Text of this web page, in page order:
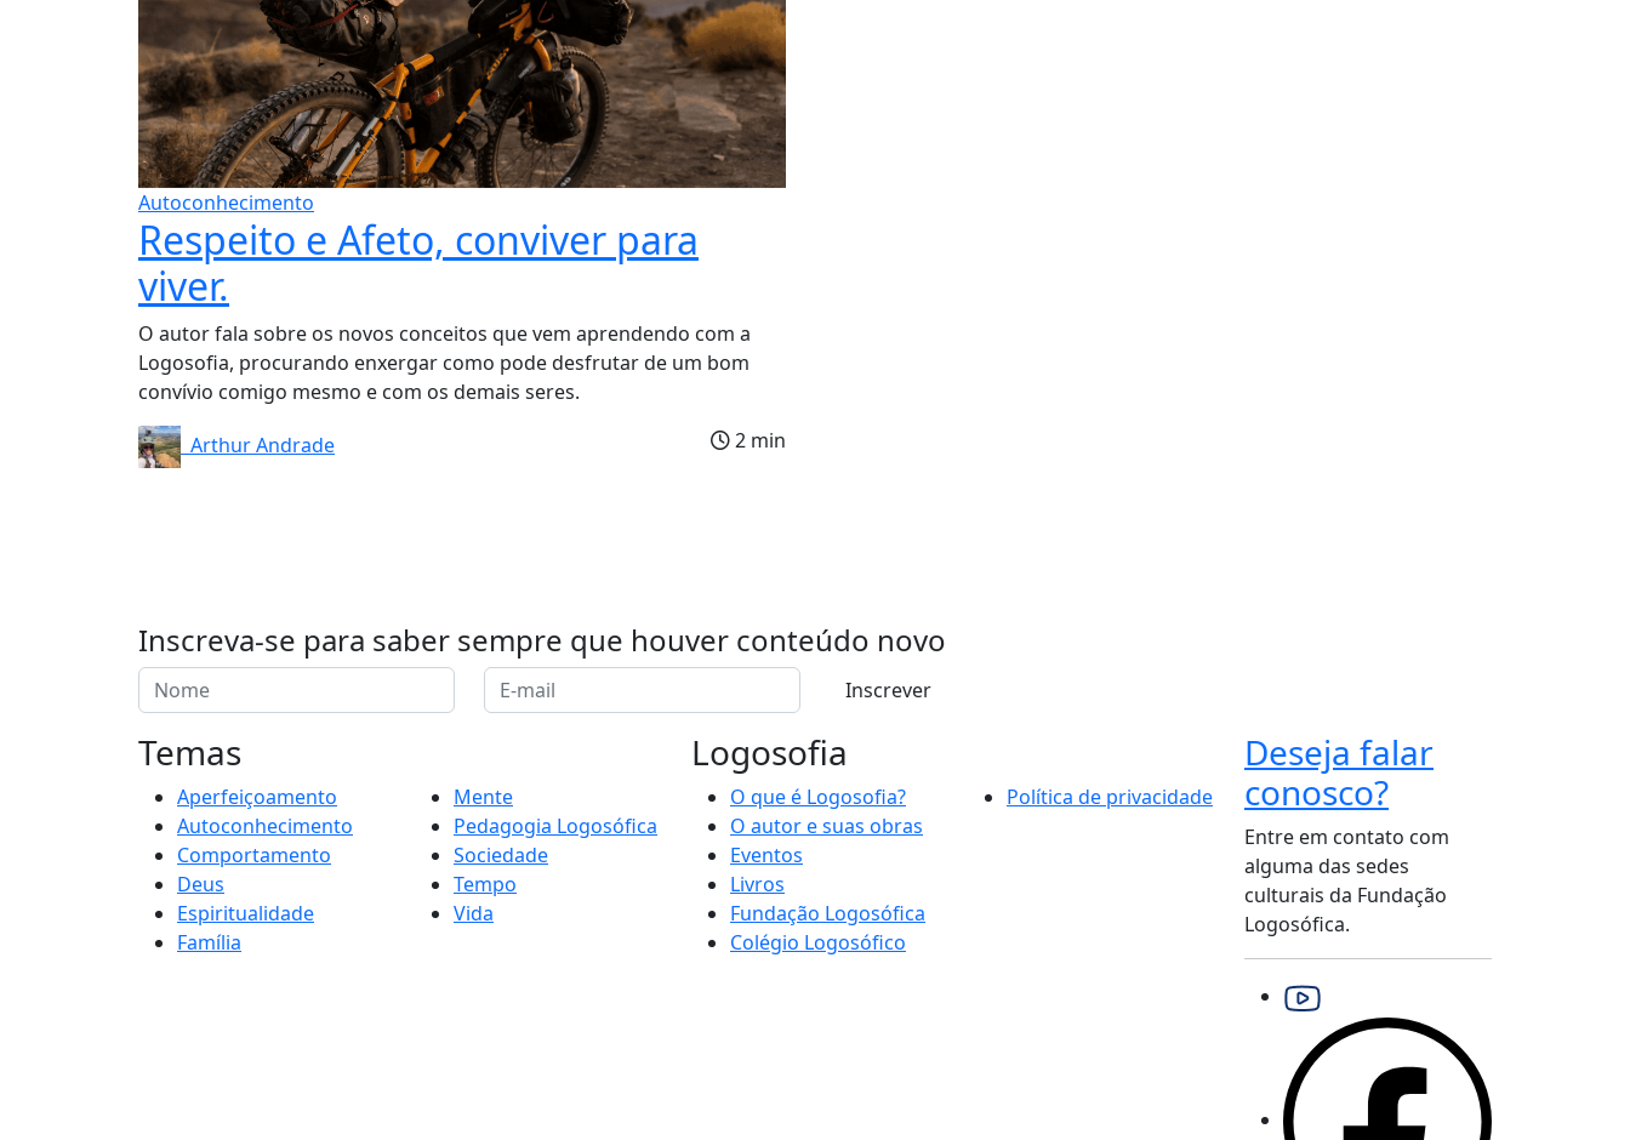
Autoconhecimento
Respeito e Afeto, conviver para
viver.
O autor fala sobre os novos conceitos que vem aprendendo com a
Logosofia, procurando enxergar como pode desfrutar de um bom
convívio comigo mesmo e com os demais seres.
Arthur Andrade
2 min
Inscreva-se para saber sempre que houver conteúdo novo
Inscrever
Temas
Aperfeiçoamento
Autoconhecimento
Comportamento
Deus
Espiritualidade
Família
Mente
Pedagogia Logosófica
Sociedade
Tempo
Vida
Logosofia
O que é Logosofia?
O autor e suas obras
Eventos
Livros
Fundação Logosófica
Colégio Logosófico
Política de privacidade
Deseja falar
conosco?
Entre em contato com
alguma das sedes
culturais da Fundação
Logosófica.